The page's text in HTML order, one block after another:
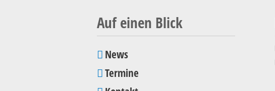
Auf einen Blick
Navigation
News
Termine